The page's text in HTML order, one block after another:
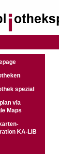
spezial
via
Maps
KA-LIB